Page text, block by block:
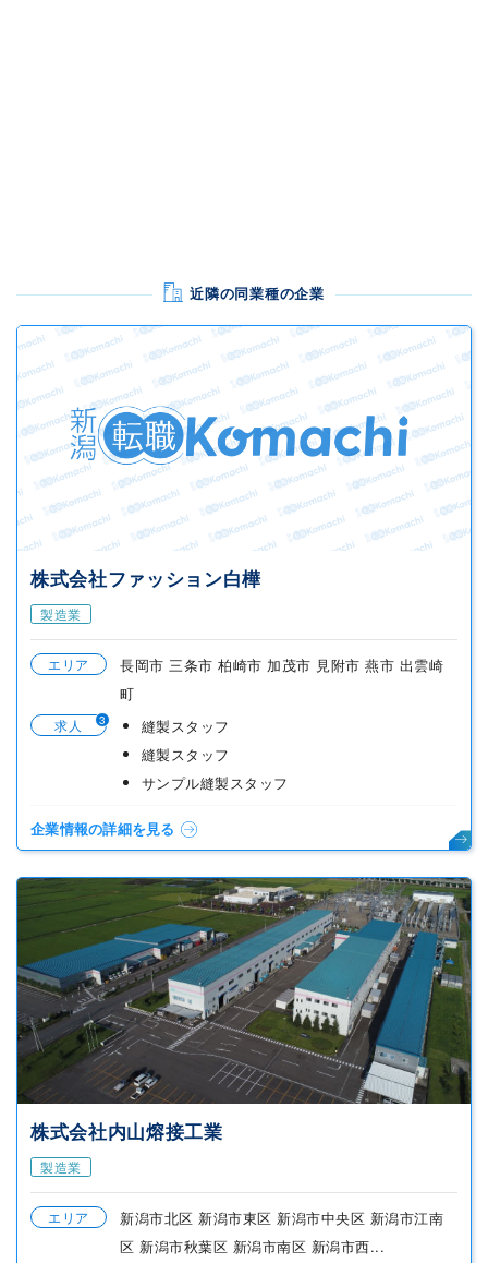
近隣の同業種の企業
株式会社ファッション白樺
製造業
エリア
長岡市 三条市 柏崎市 加茂市 見附市 燕市 出雲崎
町
求人 3
縫製スタッフ
縫製スタッフ
サンプル縫製スタッフ
企業情報の詳細を見る
株式会社内山熔接工業
製造業
エリア
新潟市北区 新潟市東区 新潟市中央区 新潟市江南
区 新潟市秋葉区 新潟市南区 新潟市西...